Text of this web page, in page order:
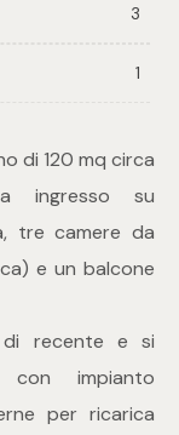
3
1
di 120 mq circa
ingresso su
tre camere da
e un balcone
recente e si
impianto
per ricarica